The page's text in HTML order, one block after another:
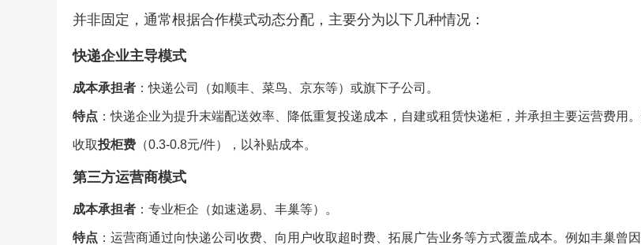
并非固定，通常根据合作模式动态分配，主要分为以下几种情况：
快递企业主导模式
成本承担者 ：快递公司（如顺丰、菜鸟、京东等）或旗下子公司。
特点 ：快递企业为提升末端配送效率、降低重复投递成本，自建或租赁快递柜，并承担主要运营费用
收取投柜费 （0.3-0.8元/件），以补贴成本。
第三方运营商模式
成本承担者 ：专业柜企（如速递易、丰巢等）。
特点 ：运营商通过向快递公司收费、向用户收取超时费、拓展广告业务等方式覆盖成本。例如丰巢曾